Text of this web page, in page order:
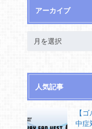
アーカイブ
人気記事
【
中症